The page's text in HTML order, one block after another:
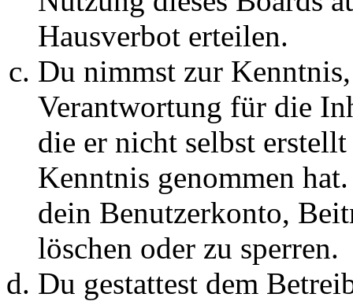
Hausverbot erteilen.
Du nimmst zur
Verantwortung für die
die er nicht selbst
Kenntnis genommen
dein Benutzerkonto,
löschen oder zu sperren.
Du gestattest dem